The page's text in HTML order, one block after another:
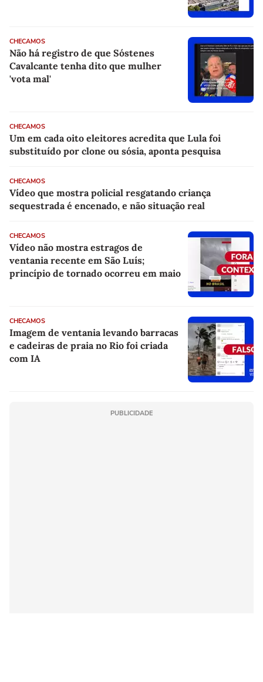
CHECAMOS
Não há registro de que Sóstenes
Cavalcante tenha dito que mulher
'vota mal'
CHECAMOS
Um em cada oito eleitores acredita que Lula foi
substituído por clone ou sósia, aponta pesquisa
CHECAMOS
Vídeo que mostra policial resgatando criança
sequestrada é encenado, e não situação real
CHECAMOS
Vídeo não mostra estragos de
ventania recente em São Luís;
princípio de tornado ocorreu em maio
CHECAMOS
Imagem de ventania levando barracas
e cadeiras de praia no Rio foi criada
com IA
PUBLICIDADE